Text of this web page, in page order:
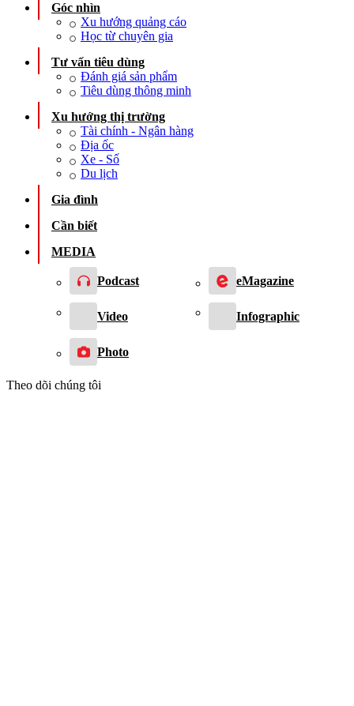
Góc nhìn
Xu hướng quảng cáo
Học từ chuyên gia
Tư vấn tiêu dùng
Đánh giá sản phẩm
Tiêu dùng thông minh
Xu hướng thị trường
Tài chính - Ngân hàng
Địa ốc
Xe - Số
Du lịch
Gia đình
Cần biết
MEDIA
Podcast eMagazine
Video Infographic
Photo
Theo dõi chúng tôi